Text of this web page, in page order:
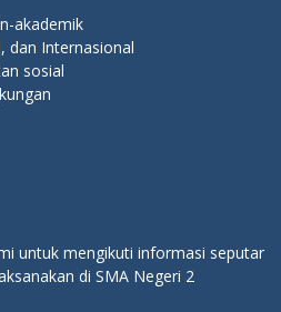
akademik
dan Internasional
sosial
untuk mengikuti informasi seputar
di SMA Negeri 2